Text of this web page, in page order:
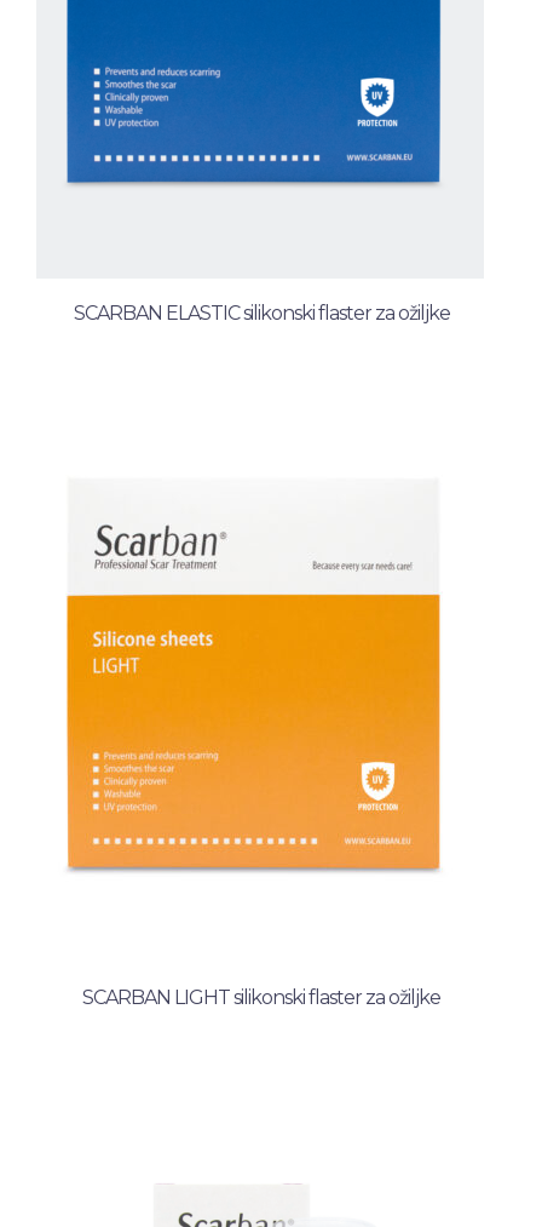
SCARBAN ELASTIC silikonski flaster za ožiljke
SCARBAN LIGHT silikonski flaster za ožiljke